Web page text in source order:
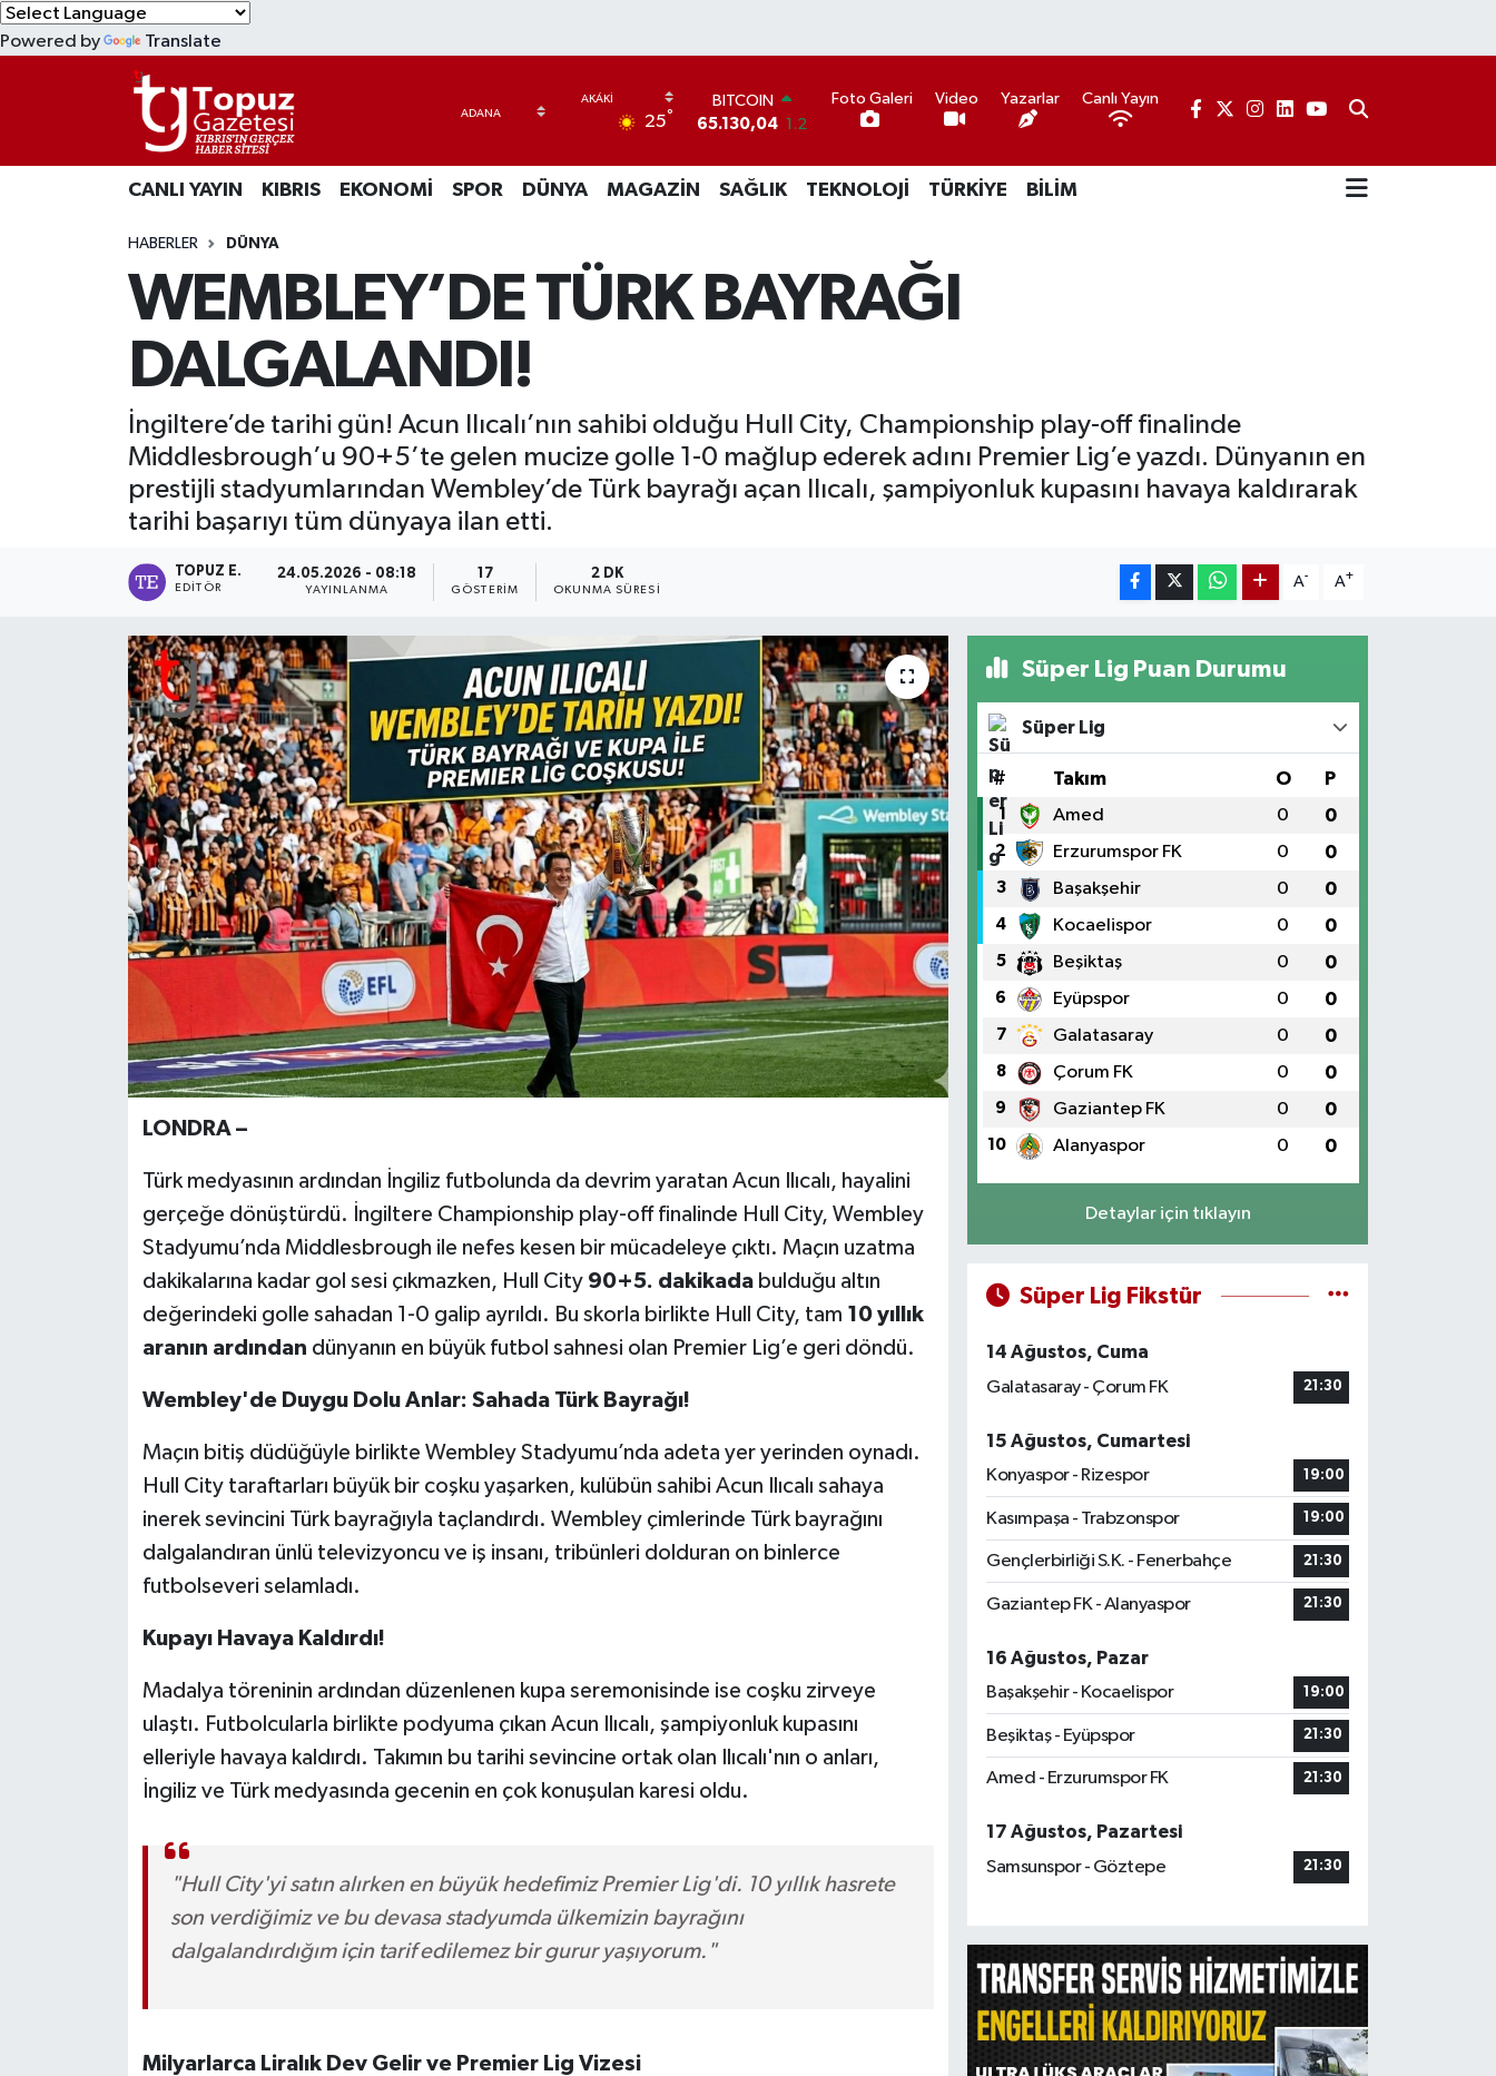
Powered by Translate
25°
47,7106
55,1652 0.27
6618.49
2.12
BİST100
13.773
-19
Foto Galeri Video Yazarlar Canlı Yayın
CANLI YAYIN KIBRIS EKONOMİ SPOR DÜNYA MAGAZİN SAĞLIK TEKNOLOJİ TÜRKİYE BİLİM
HABERLER DÜNYA
WEMBLEY’DE TÜRK BAYRAĞI
DALGALANDI!
İngiltere’de tarihi gün! Acun Ilıcalı’nın sahibi olduğu Hull City, Championship play-off finalinde
Middlesbrough’u 90+5’te gelen mucize golle 1-0 mağlup ederek adını Premier Lig’e yazdı. Dünyanın en
prestijli stadyumlarından Wembley’de Türk bayrağı açan Ilıcalı, şampiyonluk kupasını havaya kaldırarak
tarihi başarıyı tüm dünyaya ilan etti.
TOPUZ E.
EDITÖR
24.05.2026 - 08:18
YAYINLANMA
17
GÖSTERIM
2 DK
OKUNMA SÜRESI
A- A+
LONDRA –
Türk medyasının ardından İngiliz futbolunda da devrim yaratan Acun Ilıcalı, hayalini
gerçeğe dönüştürdü. İngiltere Championship play-off finalinde Hull City, Wembley
Stadyumu’nda Middlesbrough ile nefes kesen bir mücadeleye çıktı. Maçın uzatma
dakikalarına kadar gol sesi çıkmazken, Hull City 90+5. dakikadabulduğu altın
değerindeki golle sahadan 1-0 galip ayrıldı. Bu skorla birlikte Hull City, tam 10 yıllık
aranın ardından dünyanın en büyük futbol sahnesi olan Premier Lig’e geri döndü.
Wembley'de Duygu Dolu Anlar: Sahada Türk Bayrağı!
Maçın bitiş düdüğüyle birlikte Wembley Stadyumu’nda adeta yer yerinden oynadı.
Hull City taraftarları büyük bir coşku yaşarken, kulübün sahibi Acun Ilıcalı sahaya
inerek sevincini Türk bayrağıyla taçlandırdı. Wembley çimlerinde Türk bayrağını
dalgalandıran ünlü televizyoncu ve iş insanı, tribünleri dolduran on binlerce
futbolseveri selamladı.
Kupayı Havaya Kaldırdı!
Madalya töreninin ardından düzenlenen kupa seremonisinde ise coşku zirveye
ulaştı. Futbolcularla birlikte podyuma çıkan Acun Ilıcalı, şampiyonluk kupasını
elleriyle havaya kaldırdı. Takımın bu tarihi sevincine ortak olan Ilıcalı'nın o anları,
İngiliz ve Türk medyasında gecenin en çok konuşulan karesi oldu.
"Hull City'yi satın alırken en büyük hedefimiz Premier Lig'di. 10 yıllık hasrete
son verdiğimiz ve bu devasa stadyumda ülkemizin bayrağını
dalgalandırdığım için tarif edilemez bir gurur yaşıyorum."
Milyarlarca Liralık Dev Gelir ve Premier Lig Vizesi
Süper Lig Puan Durumu
Süper Lig
# Takım O P
1 Amed 0 0
2 Erzurumspor FK 0 0
3 Başakşehir 0 0
4 Kocaelispor 0 0
5 Beşiktaş 0 0
6 Eyüpspor 0 0
7 Galatasaray 0 0
8 Çorum FK 0 0
9 Gaziantep FK 0 0
10 Alanyaspor 0 0
Detaylar için tıklayın
Süper Lig Fikstür
14 Ağustos, Cuma
Galatasaray - Çorum FK
21:30
15 Ağustos, Cumartesi
Konyaspor - Rizespor
19:00
Kasımpaşa - Trabzonspor 19:00
Gençlerbirliği S.K. - Fenerbahçe 21:30
Gaziantep FK - Alanyaspor 21:30
16 Ağustos, Pazar
Başakşehir - Kocaelispor
19:00
Beşiktaş - Eyüpspor 21:30
Amed - Erzurumspor FK 21:30
17 Ağustos, Pazartesi
Samsunspor - Göztepe
21:30
EKONOMİ
MAGAZİN
TEKNOLOJİ
TÜRKİYE
Lefkoşa Nöbetçi Eczaneler
Lefkoşa Hava Durumu
Lefkoşa Trafik Yoğunluk Haritası
Süper Lig Puan Durumu ve Fikstür
Tüm Manşetler
Son Dakika Haberleri
Haber Arşivi